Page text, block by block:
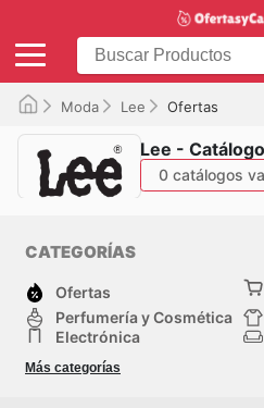
Moda Lee Ofertas
Lee -
0 catálogos
CATEGORÍAS
Ofertas
Perfumería y Cosmética
Electrónica
Deporte
Juguetes y bebés
Más categorías